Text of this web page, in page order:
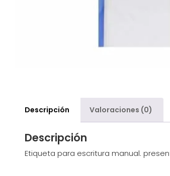
Descripción Valoraciones (0)
Descripción
Etiqueta para escritura manual.